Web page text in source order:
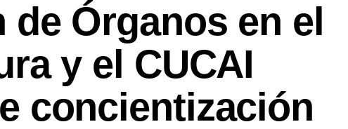
de Órganos en el
y el CUCAI
concientización